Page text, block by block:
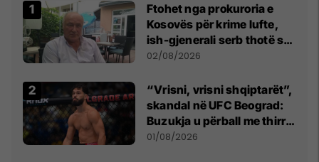
Ftohet nga prokuroria e
Kosovës për krime lufte,
ish-gjenerali serb thotë se
dikush e tradhtoi në
02/08/2026
“Vrisni, vrisni shqiptarët”,
skandal në UFC Beograd:
Buzukja u përball me thirrje
anti-shqiptare nga
01/08/2026